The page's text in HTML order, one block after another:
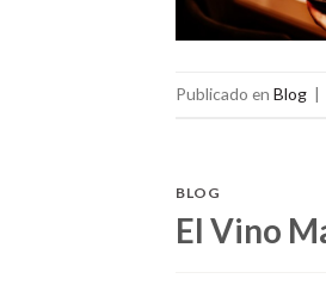
Publicado en Blog |
BLOG
El Vino